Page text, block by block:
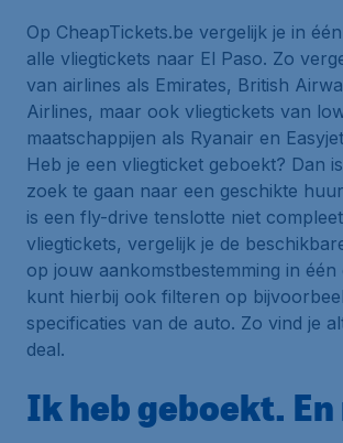
Op CheapTickets.be vergelijk je in
alle vliegtickets naar El Paso. Zo
van airlines als Emirates, British
Airlines, maar ook vliegtickets van
maatschappijen als Ryanair en
Heb je een vliegticket geboekt? Dan
zoek te gaan naar een geschikte
is een fly-drive tenslotte niet
vliegtickets, vergelijk je de
op jouw aankomstbestemming in één
kunt hierbij ook filteren op
specificaties van de auto. Zo vind je
deal.
Ik heb geboekt. En